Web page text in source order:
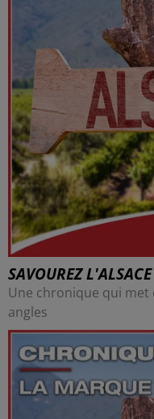
SAVOUREZ L'ALSACE
Une chronique qui met
angles